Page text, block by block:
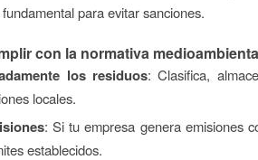
para evitar sanciones.
con la normativa
los residuos: Clasifica,
locales.
: Si tu empresa genera emisiones
establecidos.